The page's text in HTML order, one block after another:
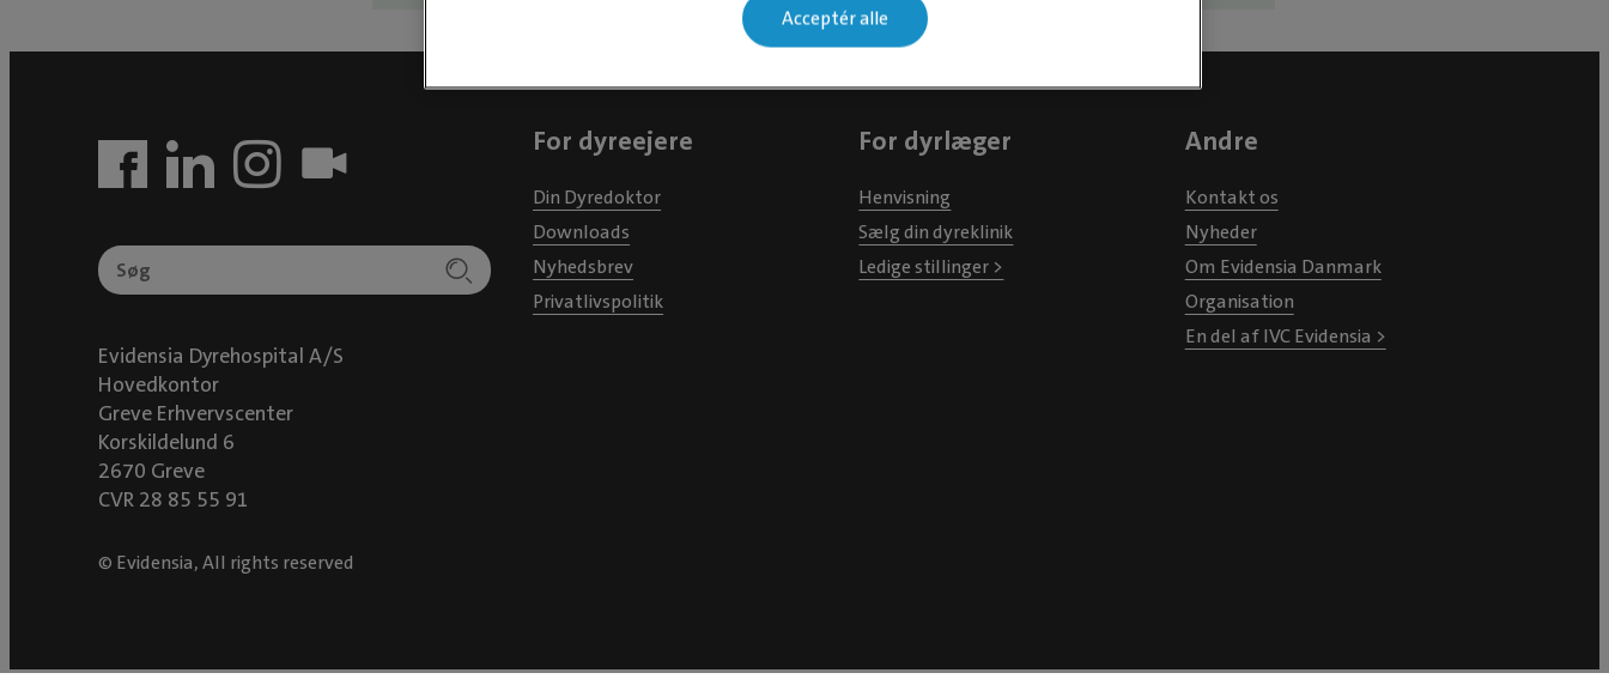
Evidensia Dyrehospital A/S
Hovedkontor
Greve Erhvervscenter
Korskildelund 6
2670 Greve
CVR 28 85 55 91
For dyreejere
Din Dyredoktor
Downloads
Nyhedsbrev
Privatlivspolitik
For dyrlæger
Henvisning
Sælg din dyreklinik
Ledige stillinger >
Andre
Kontakt os
Nyheder
Om Evidensia Danmark
Organisation
En del af IVC Evidensia >
© Evidensia, All rights reserved
Acceptér alle